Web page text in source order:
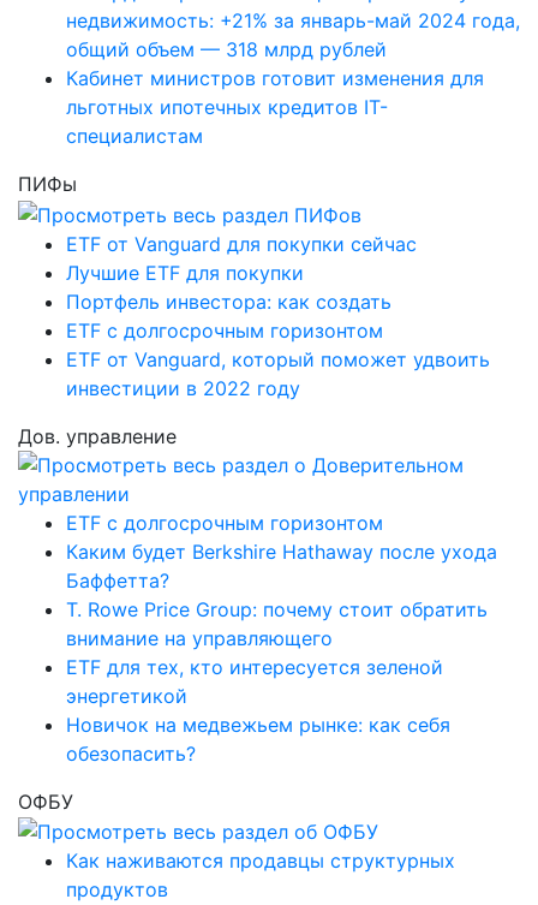
недвижимость: +21% за январь-май 2024 года,
общий объем — 318 млрд рублей
Кабинет министров готовит изменения для
льготных ипотечных кредитов IT-
специалистам
ПИФы
ETF от Vanguard для покупки сейчас
Лучшие ETF для покупки
Портфель инвестора: как создать
ETF с долгосрочным горизонтом
ETF от Vanguard, который поможет удвоить
инвестиции в 2022 году
Дов. управление
ETF с долгосрочным горизонтом
Каким будет Berkshire Hathaway после ухода
Баффетта?
T. Rowe Price Group: почему стоит обратить
внимание на управляющего
ETF для тех, кто интересуется зеленой
энергетикой
Новичок на медвежьем рынке: как себя
обезопасить?
ОФБУ
Как наживаются продавцы структурных
продуктов